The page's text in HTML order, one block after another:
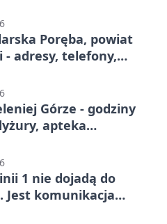
Poręba, powiat
- adresy, telefony,
Górze - godziny
apteka
1 nie dojadą do
Jest komunikacja